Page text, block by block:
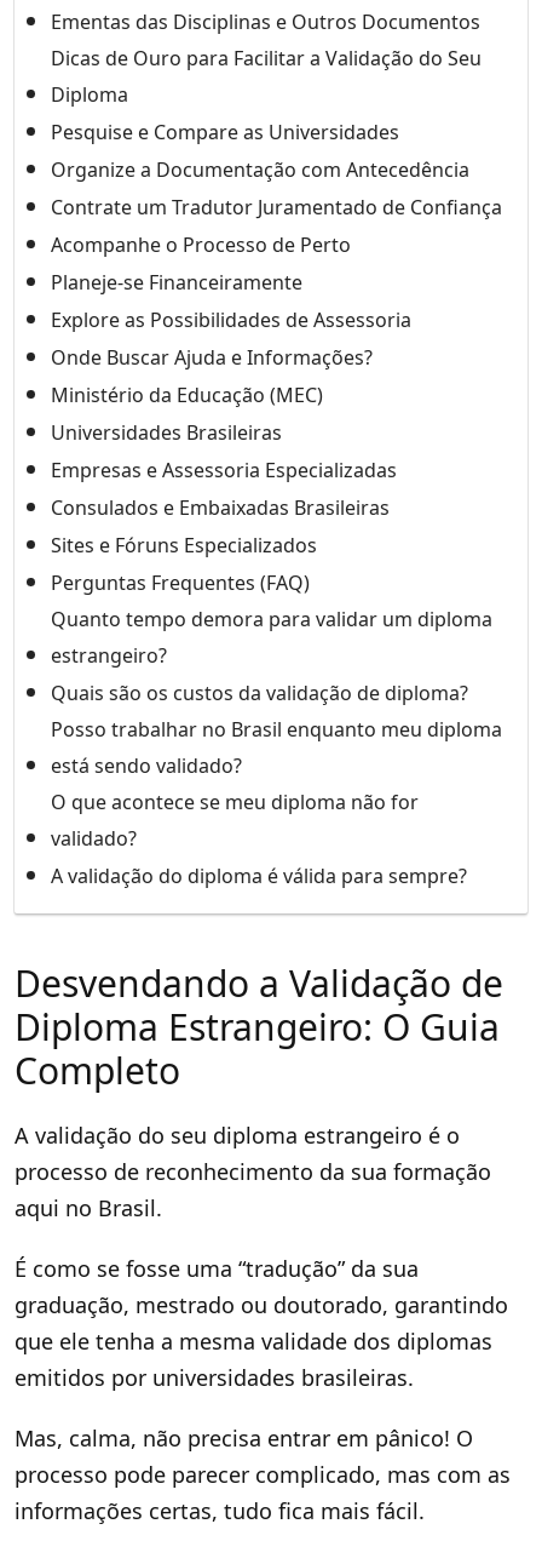
Ementas das Disciplinas e Outros Documentos
Dicas de Ouro para Facilitar a Validação do Seu
Diploma
Pesquise e Compare as Universidades
Organize a Documentação com Antecedência
Contrate um Tradutor Juramentado de Confiança
Acompanhe o Processo de Perto
Planeje-se Financeiramente
Explore as Possibilidades de Assessoria
Onde Buscar Ajuda e Informações?
Ministério da Educação (MEC)
Universidades Brasileiras
Empresas e Assessoria Especializadas
Consulados e Embaixadas Brasileiras
Sites e Fóruns Especializados
Perguntas Frequentes (FAQ)
Quanto tempo demora para validar um diploma
estrangeiro?
Quais são os custos da validação de diploma?
Posso trabalhar no Brasil enquanto meu diploma
está sendo validado?
O que acontece se meu diploma não for
validado?
A validação do diploma é válida para sempre?
Desvendando a Validação de
Diploma Estrangeiro: O Guia
Completo
A validação do seu diploma estrangeiro é o
processo de reconhecimento da sua formação
aqui no Brasil.
É como se fosse uma “tradução” da sua
graduação, mestrado ou doutorado, garantindo
que ele tenha a mesma validade dos diplomas
emitidos por universidades brasileiras.
Mas, calma, não precisa entrar em pânico! O
processo pode parecer complicado, mas com as
informações certas, tudo fica mais fácil.